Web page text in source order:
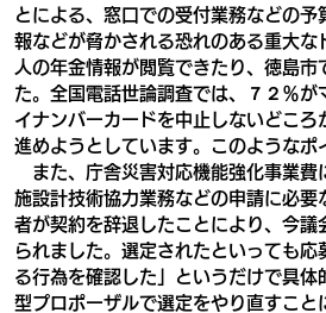
とによる、窓口での受付業務などの
報などが脅かされる恐れのある重大
人の年金情報が閲覧できたり、徳島
た。全国電話世論調査では、７２％
イナンバーカードを中止しないどこ
進めようとしています。このようなポ
また、庁舎災害対応機能強化事業費
施設計技術協力業務などの申請に必
者が契約を辞退したことにより、今
られました。選定されたといっても
る行為を確認した」というだけで具
型プロポーザルで選定をやり直すこと